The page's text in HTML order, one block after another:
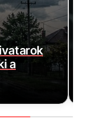
a várva-